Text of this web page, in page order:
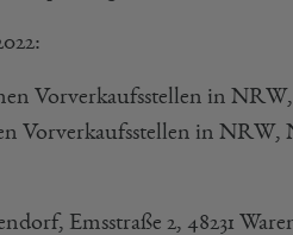
Vorverkaufsstellen in
Vorverkaufsstellen in NRW,
Emsstraße 2, 48231